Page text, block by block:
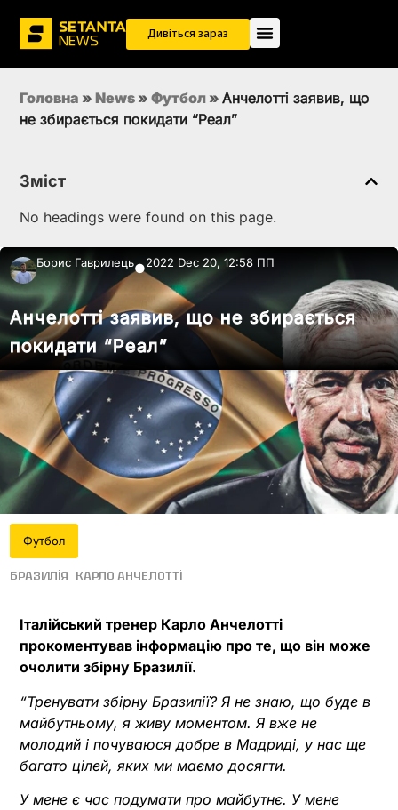
Дивіться зараз
Головна » News » Футбол » Анчелотті заявив, що
не збирається покидати “Реал”
Зміст
No headings were found on this page.
Борис Гаврилець●2022 Dec 20, 12:58 ПП
Анчелотті заявив, що не збирається
покидати “Реал”
Футбол
Бразилія Карло Анчелотті
Італійський тренер Карло Анчелотті
прокоментував інформацію про те, що він може
очолити збірну Бразилії.
“Тренувати збірну Бразилії? Я не знаю, що буде в
майбутньому, я живу моментом. Я вже не
молодий і почуваюся добре в Мадриді, у нас ще
багато цілей, яких ми маємо досягти.
У мене є час подумати про майбутнє. У мене